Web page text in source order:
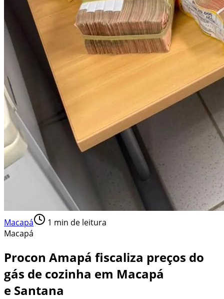
Macapá 1 min de leitura
Macapá
Procon Amapá fiscaliza preços do
gás de cozinha em Macapá
e Santana